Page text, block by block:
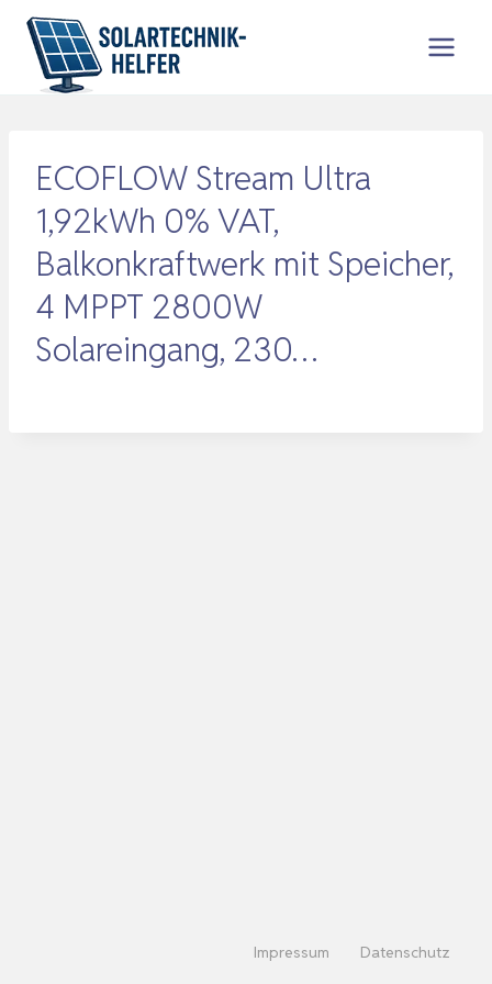
Zum
Inhalt
springen
ECOFLOW Stream Ultra
1,92kWh 0% VAT,
Balkonkraftwerk mit Speicher,
4 MPPT 2800W
Solareingang, 230…
Impressum Datenschutz